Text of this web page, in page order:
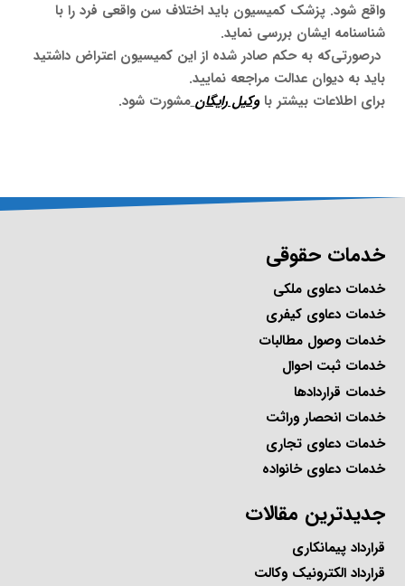
واقع شود. پزشک کمیسیون باید اختلاف سن واقعی فرد را با
شناسنامه ایشان بررسی نماید.
درصورتی‌که به حکم صادر شده از این کمیسیون اعتراض داشتید
باید به دیوان عدالت مراجعه نمایید.
برای اطلاعات بیشتر باوکیل رایگان مشورت شود.
خدمات حقوقی
خدمات دعاوی ملکی
خدمات دعاوی کیفری
خدمات وصول مطالبات
خدمات ثبت احوال
خدمات قراردادها
خدمات انحصار وراثت
خدمات دعاوی تجاری
خدمات دعاوی خانواده
جدیدترین مقالات
قرارداد پیمانکاری
قرارداد الکترونیک وکالت